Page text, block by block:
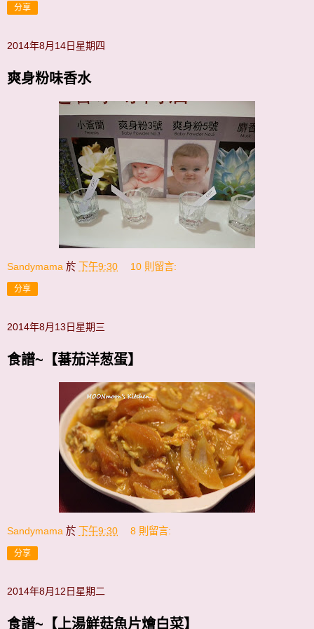
分享
2014年8月14日星期四
爽身粉味香水
Sandymama 於 下午9:30 10 則留言:
分享
2014年8月13日星期三
食譜~【蕃茄洋葱蛋】
Sandymama 於 下午9:30 8 則留言:
分享
2014年8月12日星期二
食譜~【上湯鮮菇魚片燴白菜】